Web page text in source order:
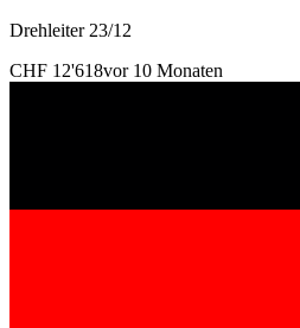
Drehleiter 23/12
CHF 12'618vor 10 Monaten